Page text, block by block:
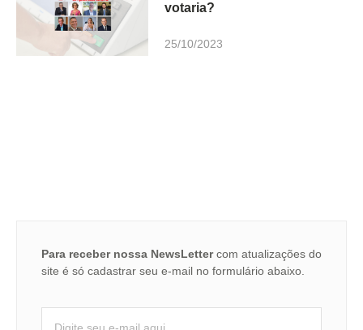
votaria?
25/10/2023
Para receber nossa NewsLettercom atualizações do
site é só cadastrar seu e-mail no formulário abaixo.